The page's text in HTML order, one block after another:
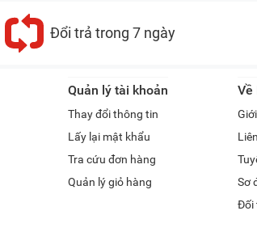
Đổi trả trong 7 ngày
Quản lý tài khoản
Thay đổi thông tin
Lấy lại mật khẩu
Tra cứu đơn hàng
Quản lý giỏ hàng
Về
Sơ
Đối